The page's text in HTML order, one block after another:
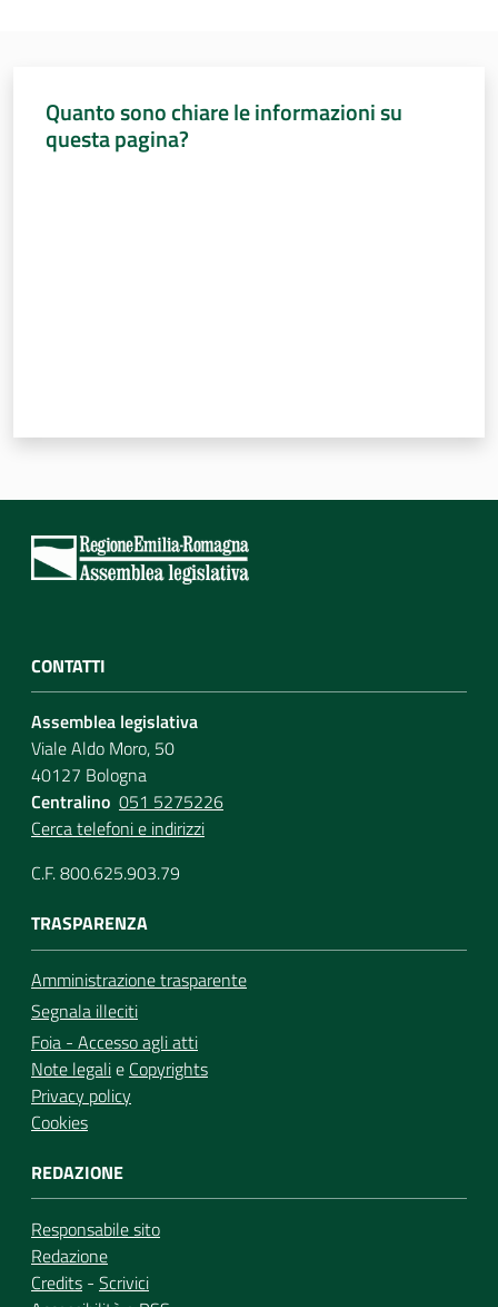
Per i cittadini
Quanto sono chiare le informazioni su
questa pagina?
CONTATTI
Assemblea legislativa
Viale Aldo Moro, 50
40127 Bologna
Centralino 051 5275226
Cerca telefoni e indirizzi
C.F. 800.625.903.79
TRASPARENZA
Amministrazione trasparente
Segnala illeciti
Foia - Accesso agli atti
Note legalie Copyrights
Privacy policy
Cookies
REDAZIONE
Responsabile sito
Redazione
Credits - Scrivici